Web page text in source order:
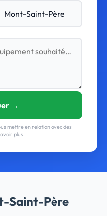
→
mettre en relation avec des
plus
Saint-Père